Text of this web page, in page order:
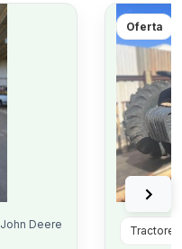
John Deere
Oferta